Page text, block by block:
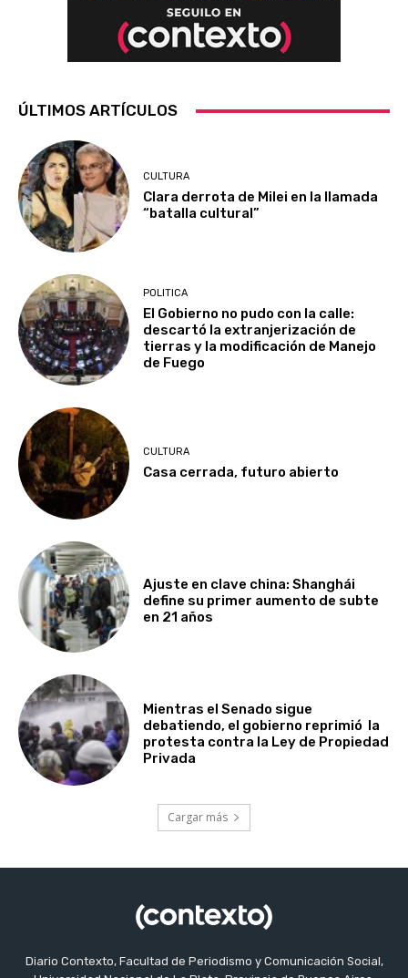
ÚLTIMOS ARTÍCULOS
CULTURA
Clara derrota de Milei en la llamada
“batalla cultural”
POLITICA
El Gobierno no pudo con la calle:
descartó la extranjerización de
tierras y la modificación de Manejo
de Fuego
CULTURA
Casa cerrada, futuro abierto
Ajuste en clave china: Shanghái
define su primer aumento de subte
en 21 años
Mientras el Senado sigue
debatiendo, el gobierno reprimió la
protesta contra la Ley de Propiedad
Privada
Cargar más
Diario Contexto, Facultad de Periodismo y Comunicación Social,